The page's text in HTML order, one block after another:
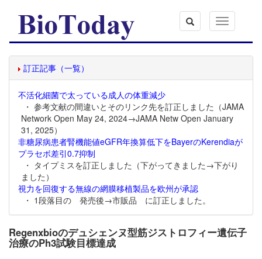
Toggle
navigation
訂正記事（一覧）
不活化細菌で太っている成人の体重減少
・ 参考文献の間違いとそのリンク先を訂正しました（JAMA
Network Open May 24, 2024→JAMA Netw Open January
31, 2025）
非糖尿病患者腎機能値eGFR年換算低下をBayerのKerendiaが
プラセボ差引0.7抑制
・ タイプミスを訂正しました（下がってきました→下がり
ました）
視力を回復する無線の網膜移植製品を欧州が承認
・ 1段落目の 発売後→市販品 に訂正しました。
Regenxbioのデュシェンヌ型筋ジストロフィー遺伝子
治療のPh3試験目標達成